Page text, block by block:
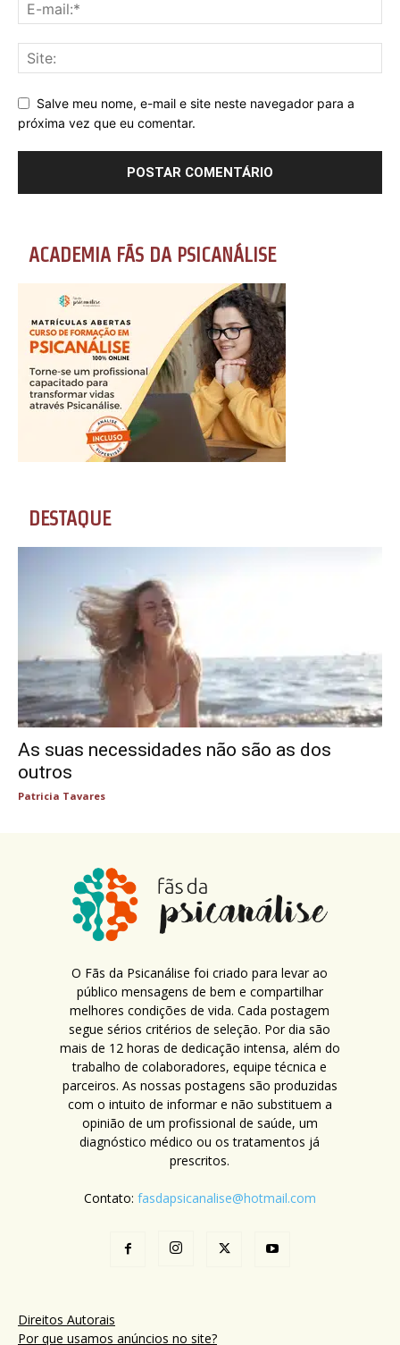
Salve meu nome, e-mail e site neste navegador para a
próxima vez que eu comentar.
ACADEMIA FÃS DA PSICANÁLISE
DESTAQUE
As suas necessidades não são as dos
outros
Patricia Tavares
O Fãs da Psicanálise foi criado para levar ao
público mensagens de bem e compartilhar
melhores condições de vida. Cada postagem
segue sérios critérios de seleção. Por dia são
mais de 12 horas de dedicação intensa, além do
trabalho de colaboradores, equipe técnica e
parceiros. As nossas postagens são produzidas
com o intuito de informar e não substituem a
opinião de um profissional de saúde, um
diagnóstico médico ou os tratamentos já
prescritos.
Contato: fasdapsicanalise@hotmail.com
Direitos Autorais
Por que usamos anúncios no site?